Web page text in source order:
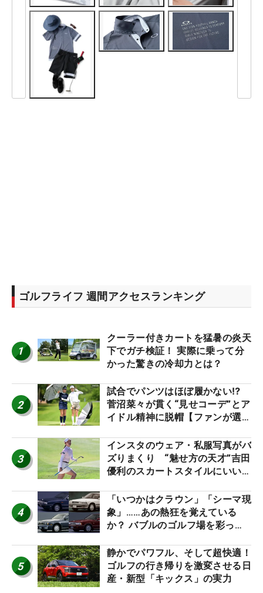
ゴルフライフ 週間アクセスランキング
1
クーラー付きカートを猛暑の炎天
下でガチ検証！ 実際に乗って分
かった驚きの冷却力とは？
2
試合でパンツはほぼ履かない⁉
菅沼菜々が貫く“見せコーデ”とア
イドル精神に脱帽【ファンが選ぶ
3
インスタのウェア・私服写真がバ
ズりまくり “魅せ方の天才”吉田
優利のスカートスタイルにいい
4
「いつかはクラウン」「シーマ現
象」……あの熱狂を覚えている
か？ バブルのゴルフ場を彩った
5
静かでパワフル、そして超快適！
ゴルフの行き帰りを激変させる日
産・新型「キックス」の実力